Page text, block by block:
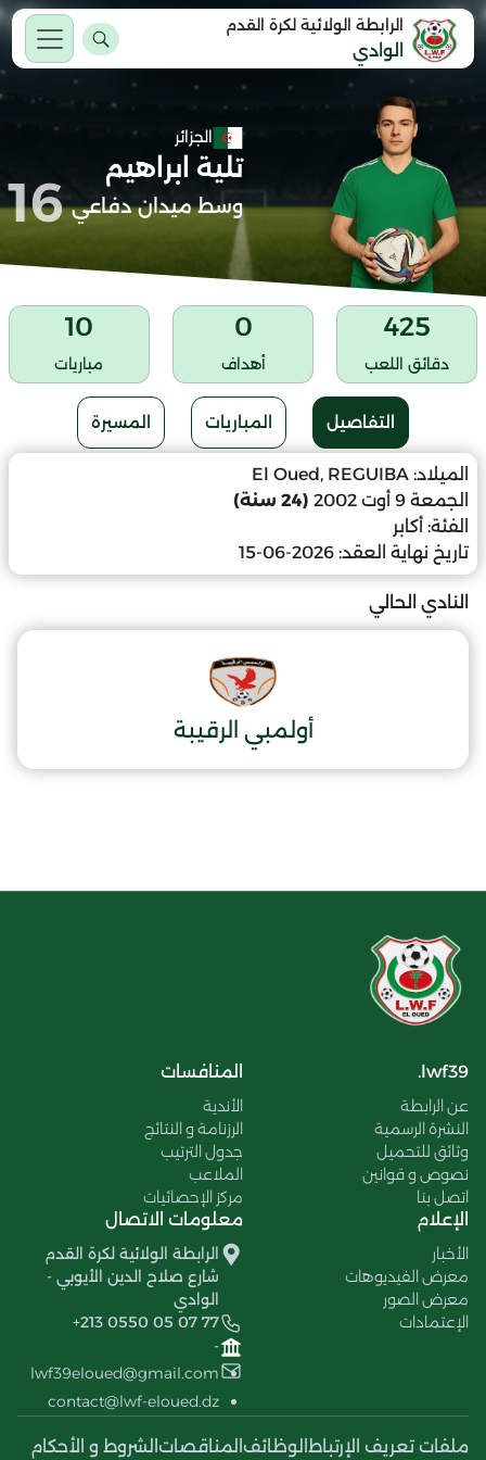
الرابطة الولائية لكرة القدم
الوادي
الجزائر
تلية ابراهيم
وسط ميدان دفاعي 16
425
دقائق اللعب
0
أهداف
10
مباريات
التفاصيل المباريات المسيرة
الميلاد: El Oued, REGUIBA
الجمعة 9 أوت 2002
(24 سنة)
الفئة: أكابر
تاريخ نهاية العقد: 2026-06-15
النادي الحالي
أولمبي الرقيبة
lwf39.
عن الرابطة
النشرة الرسمية
وثائق للتحميل
نصوص و قوانين
اتصل بنا
المنافسات
الأندية
الرزنامة و النتائج
جدول الترتيب
الملاعب
مركز الإحصائيات
الإعلام
الأخبار
معرض الفيديوهات
معرض الصور
الإعتمادات
معلومات الاتصال
الرابطة الولائية لكرة القدم
شارع صلاح الدين الأيوبي -
الوادي
+213 0550 05 07 77
-
lwf39eloued@gmail.com
contact@lwf-eloued.dz
ملفات تعريف الإرتباط الوظائف المناقصات الشروط و الأحكام